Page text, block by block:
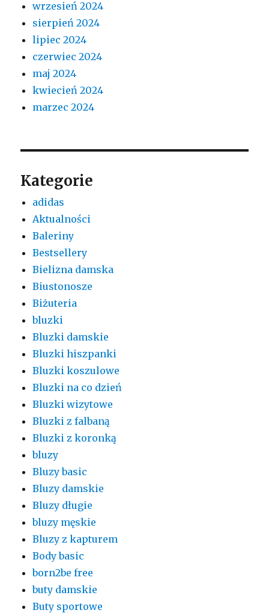
wrzesień 2024
sierpień 2024
lipiec 2024
czerwiec 2024
maj 2024
kwiecień 2024
marzec 2024
Kategorie
adidas
Aktualności
Baleriny
Bestsellery
Bielizna damska
Biustonosze
Biżuteria
bluzki
Bluzki damskie
Bluzki hiszpanki
Bluzki koszulowe
Bluzki na co dzień
Bluzki wizytowe
Bluzki z falbaną
Bluzki z koronką
bluzy
Bluzy basic
Bluzy damskie
Bluzy długie
bluzy męskie
Bluzy z kapturem
Body basic
born2be free
buty damskie
Buty sportowe